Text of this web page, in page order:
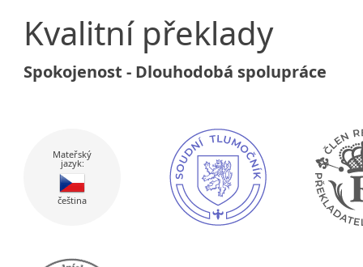
Kvalitní překlady
Spokojenost - Dlouhodobá spolupráce
Mateřský
jazyk:
čeština